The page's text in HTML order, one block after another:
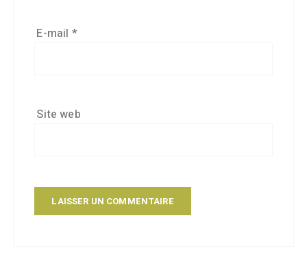
E-mail *
Site web